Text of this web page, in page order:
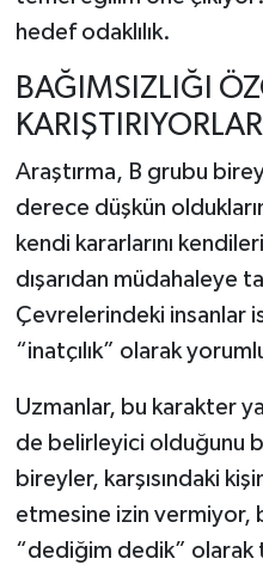
hedef odaklılık.
BAĞIMSIZLIĞI
KARIŞTIRIYORLAR
Araştırma, B grubu
derece düşkün
kendi kararlarını
dışarıdan müdahaleye
Çevrelerindeki insanlar
“inatçılık” olarak
Uzmanlar, bu karakter
de belirleyici olduğunu
bireyler, karşısındaki
etmesine izin vermiyor,
“dediğim dedik” olarak